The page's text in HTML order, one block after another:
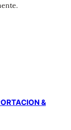
&